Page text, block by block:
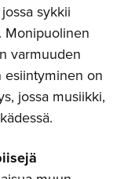
sykkii
Monipuolinen
varmuuden
esiintyminen on
jossa musiikki,